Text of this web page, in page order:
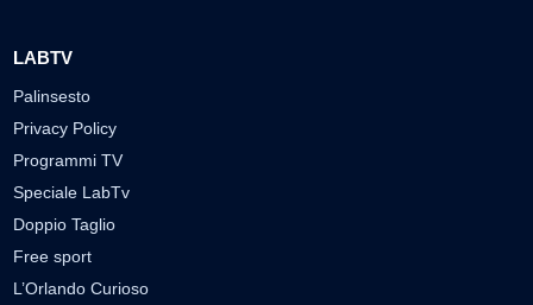
LABTV
Palinsesto
Privacy Policy
Programmi TV
Speciale LabTv
Doppio Taglio
Free sport
L’Orlando Curioso